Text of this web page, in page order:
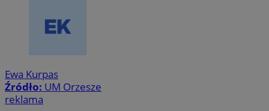
Ewa Kurpas
Źródło: UM Orzesze
reklama